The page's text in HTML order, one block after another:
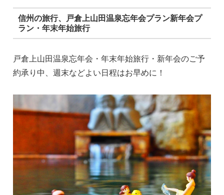
信州の旅行、戸倉上山田温泉忘年会プラン新年会プ
ラン・年末年始旅行
戸倉上山田温泉忘年会・年末年始旅行・新年会のご予
約承り中、週末などよい日程はお早めに！